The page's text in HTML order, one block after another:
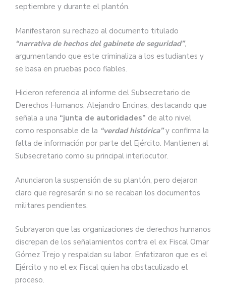
septiembre y durante el plantón.
Manifestaron su rechazo al documento titulado
“narrativa de hechos del gabinete de seguridad”,
argumentando que este criminaliza a los estudiantes y
se basa en pruebas poco fiables.
Hicieron referencia al informe del Subsecretario de
Derechos Humanos, Alejandro Encinas, destacando que
señala a una “junta de autoridades” de alto nivel
como responsable de la “verdad histórica” y confirma la
falta de información por parte del Ejército. Mantienen al
Subsecretario como su principal interlocutor.
Anunciaron la suspensión de su plantón, pero dejaron
claro que regresarán si no se recaban los documentos
militares pendientes.
Subrayaron que las organizaciones de derechos humanos
discrepan de los señalamientos contra el ex Fiscal Omar
Gómez Trejo y respaldan su labor. Enfatizaron que es el
Ejército y no el ex Fiscal quien ha obstaculizado el
proceso.